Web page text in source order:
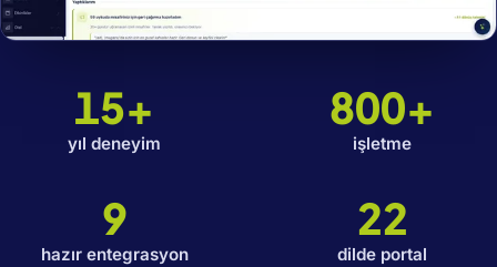
15+
yıl deneyim
800+
işletme
9
hazır entegrasyon
22
dilde portal